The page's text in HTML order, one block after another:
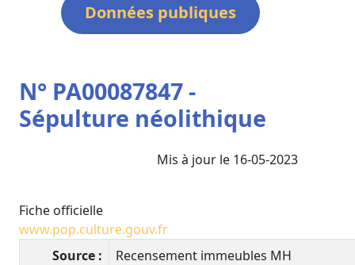
Données publiques
N° PA00087847 -
Sépulture néolithique
Mis à jour le 16-05-2023
Fiche officielle
www.pop.culture.gouv.fr
Source :
Recensement immeubles MH